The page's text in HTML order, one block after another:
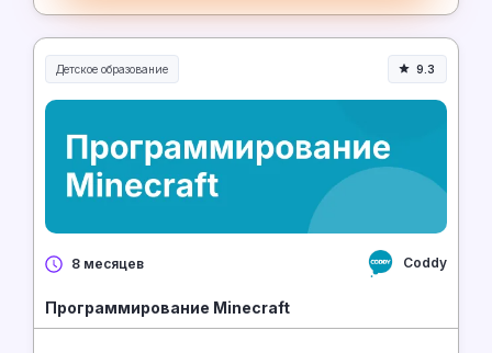
Детское образование 9.3
8 месяцев Coddy
Программирование Minecraft